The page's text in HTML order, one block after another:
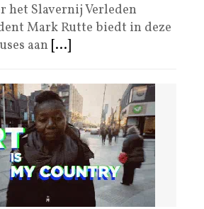
het Slavernij Verleden
Mark Rutte biedt in deze
aan [...]